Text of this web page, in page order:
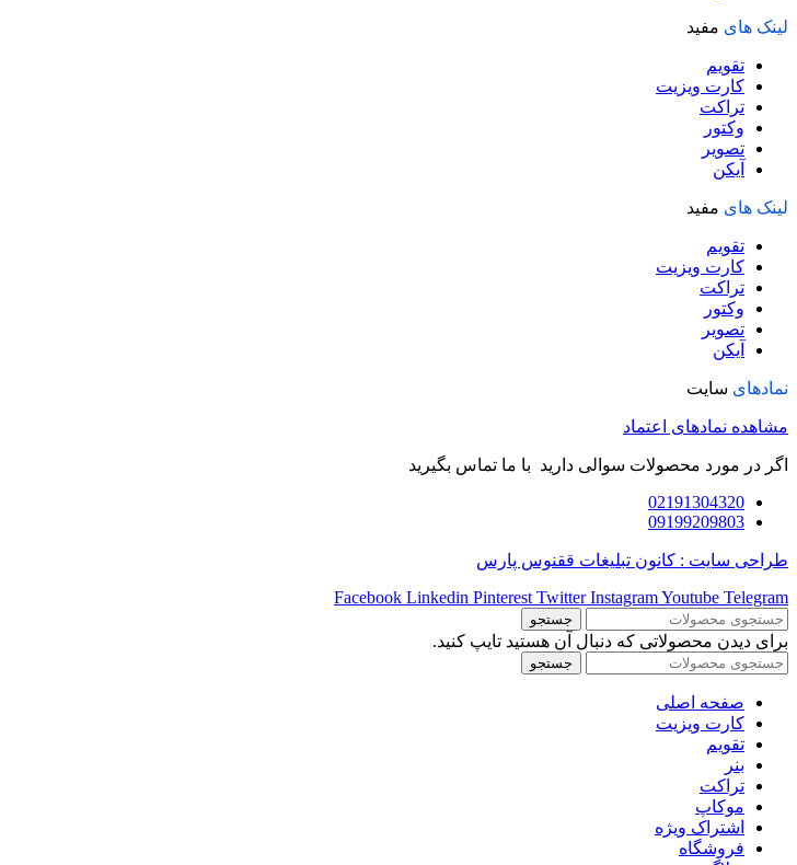
لینک های مفید
تقویم
کارت ویزیت
تراکت
وکتور
تصویر
آیکن
لینک های مفید
تقویم
کارت ویزیت
تراکت
وکتور
تصویر
آیکن
نمادهای سایت
مشاهده نمادهای اعتماد
اگر در مورد محصولات سوالی دارید با ما تماس بگیرید
02191304320
09199209803
طراحی سایت : کانون تبلیغات ققنوس پارس
Facebook Linkedin Pinterest Twitter InstagramYoutube Telegram
جستجو
برای دیدن محصولاتی که دنبال آن هستید تایپ کنید.
جستجو
صفحه اصلی
کارت ویزیت
تقویم
بنر
تراکت
موکاپ
اشتراک ویژه
فروشگاه